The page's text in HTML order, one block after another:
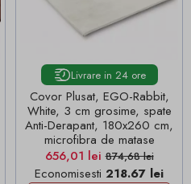
Livrare in 24 ore
Covor Plusat, EGO-Rabbit,
White, 3 cm grosime, spate
Anti-Derapant, 180x260 cm,
microfibra de matase
Pret
656,01 leiPret de baza
874,68 lei
Economisesti 218.67 lei